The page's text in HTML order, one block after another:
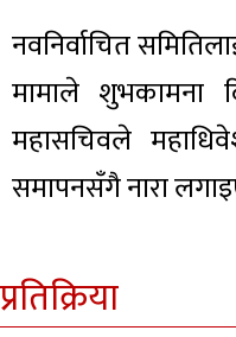
नवनिर्वाचित
मामाले शुभकामना
महासचिवले
समापनसँगै नारा
प्रतिक्रिया